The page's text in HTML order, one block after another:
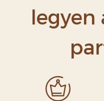
legyen